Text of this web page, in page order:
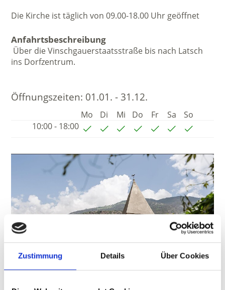
Zustimmung Details Über Cookies
Die Kirche ist täglich von 09.00-18.00 Uhr geöffnet
Anfahrtsbeschreibung
Über die Vinschgauerstaatsstraße bis nach Latsch
ins Dorfzentrum.
Öffnungszeiten: 01.01. - 31.12.
Mo Di Mi Do Fr Sa
So
10:00 - 18:00